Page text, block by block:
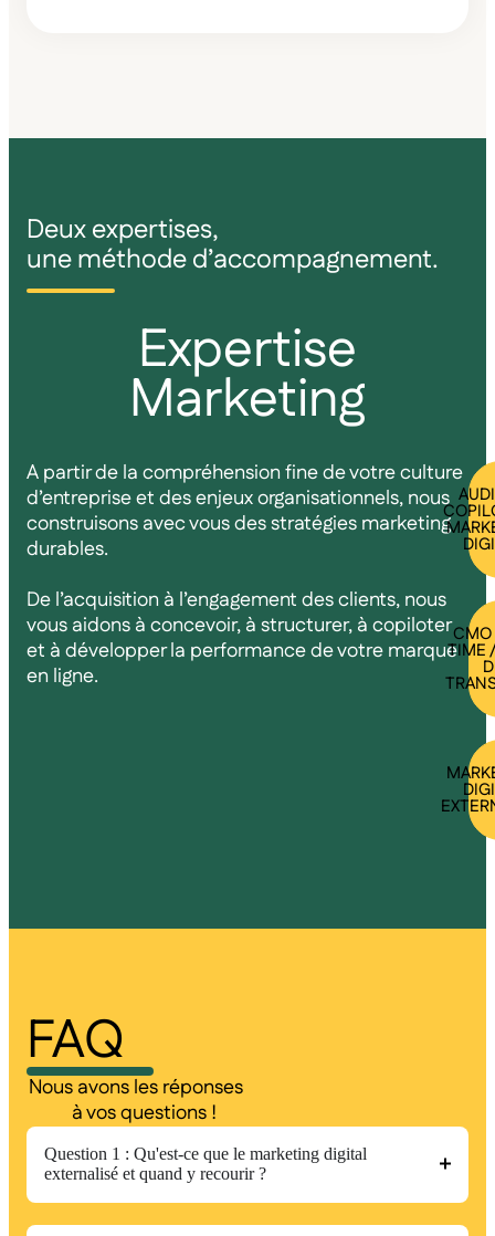
Deux expertises,
une méthode d’accompagnement.
Expertise
Marketing
A partir de la compréhension fine de votre culture
d’entreprise et des enjeux organisationnels, nous
construisons avec vous des stratégies marketing
durables.
De l’acquisition à l’engagement des clients, nous
vous aidons à concevoir, à structurer, à copiloter
et à développer la performance de votre marque
en ligne.
CMO
TIME
FAQ
Nous avons les réponses
à vos questions !
Question 1 : Qu'est-ce que le marketing digital
externalisé et quand y recourir ?